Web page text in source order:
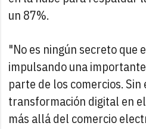
un 87%.
"No es ningún secreto que
impulsando una
parte de los comercios. Sin
transformación digital en
más allá del comercio